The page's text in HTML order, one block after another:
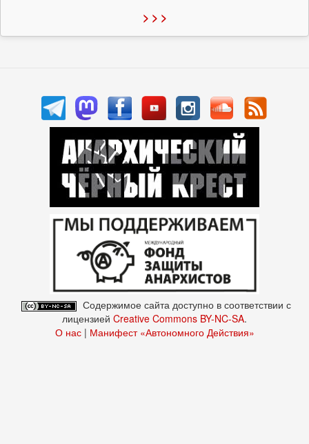
> > >
Содержимое сайта доступно в соответствии с
лицензией Creative Commons BY-NC-SA.
О нас| Манифест «Автономного Действия»